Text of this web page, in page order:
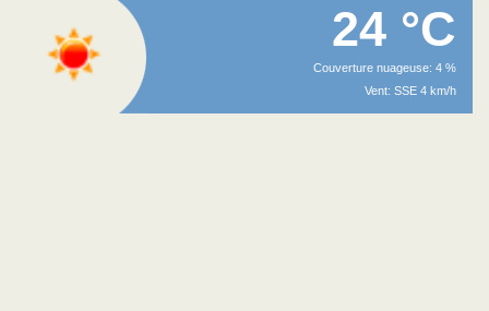
24 °C
Couverture nuageuse: 4 %
Vent: SSE 4 km/h